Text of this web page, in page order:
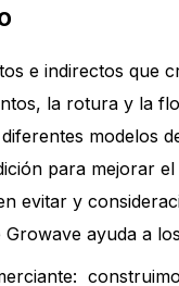
e indirectos que
la rotura y la
modelos
para mejorar el
evitar y
ayuda a